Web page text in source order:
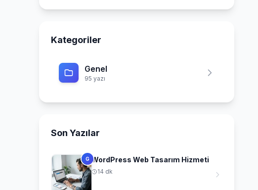
Kategoriler
Genel
95 yazı
Son Yazılar
G WordPress Web Tasarım Hizmeti
14 dk